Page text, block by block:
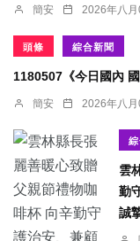
簡安 2026年八月
頭條 綜合新聞
1180507《今日國內
簡安 2026年八月
雲
勤
誠